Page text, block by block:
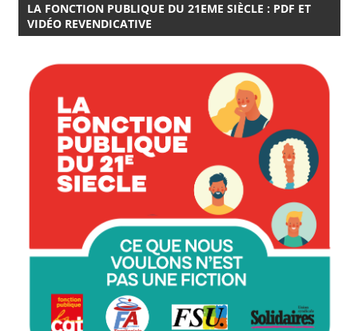
LA FONCTION PUBLIQUE DU 21EME SIÈCLE : PDF ET
VIDÉO REVENDICATIVE